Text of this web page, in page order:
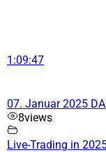
1:09:47
07. Januar 2025
8views
Live-Trading in